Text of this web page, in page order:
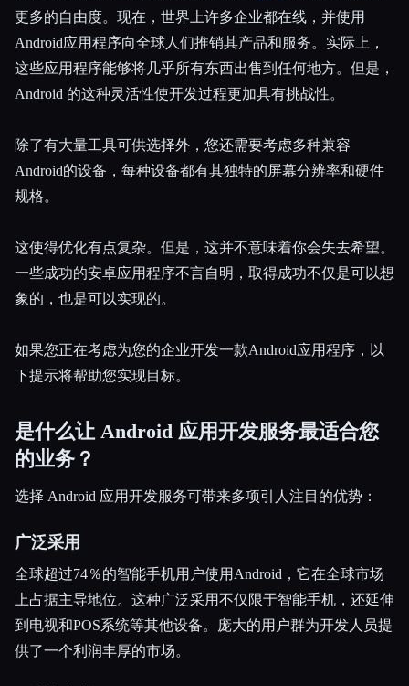
Esc
更多的自由度。现在，世界上许多企业都在线，并使用
Android应用程序向全球人们推销其产品和服务。实际上，
这些应用程序能够将几乎所有东西出售到任何地方。但是，
Android 的这种灵活性使开发过程更加具有挑战性。
除了有大量工具可供选择外，您还需要考虑多种兼容
Android的设备，每种设备都有其独特的屏幕分辨率和硬件
规格。
这使得优化有点复杂。但是，这并不意味着你会失去希望。
一些成功的安卓应用程序不言自明，取得成功不仅是可以想
象的，也是可以实现的。
如果您正在考虑为您的企业开发一款Android应用程序，以
下提示将帮助您实现目标。
是什么让 Android 应用开发服务最适合您
的业务？
选择 Android 应用开发服务可带来多项引人注目的优势：
广泛采用
全球超过74％的智能手机用户使用Android，它在全球市场
上占据主导地位。这种广泛采用不仅限于智能手机，还延伸
到电视和POS系统等其他设备。庞大的用户群为开发人员提
供了一个利润丰厚的市场。